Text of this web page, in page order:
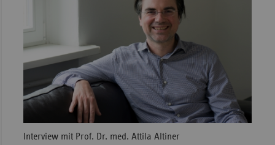
Interview mit Prof. Dr. med. Attila Altiner